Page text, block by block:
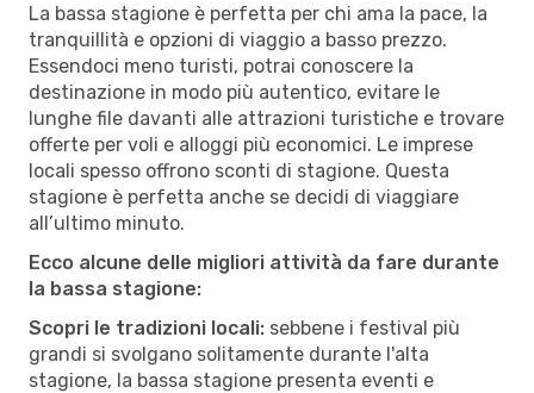
La bassa stagione è perfetta per chi ama la pace, la
tranquillità e opzioni di viaggio a basso prezzo.
Essendoci meno turisti, potrai conoscere la
destinazione in modo più autentico, evitare le
lunghe file davanti alle attrazioni turistiche e trovare
offerte per voli e alloggi più economici. Le imprese
locali spesso offrono sconti di stagione. Questa
stagione è perfetta anche se decidi di viaggiare
all’ultimo minuto.
Ecco alcune delle migliori attività da fare durante
la bassa stagione:
Scopri le tradizioni locali: sebbene i festival più
grandi si svolgano solitamente durante l'alta
stagione, la bassa stagione presenta eventi e